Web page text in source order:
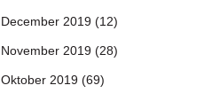
December 2019 (12)
November 2019 (28)
Oktober 2019 (69)